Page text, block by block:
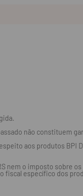
não constituem
aos produtos
nem o imposto sobre
fiscal específico dos